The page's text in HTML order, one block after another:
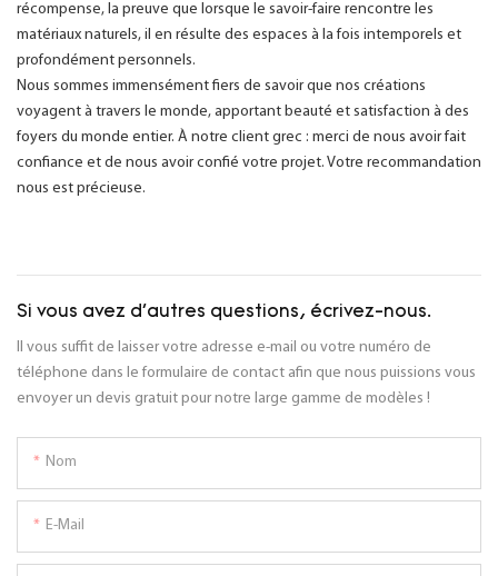
récompense, la preuve que lorsque le savoir-faire rencontre les
matériaux naturels, il en résulte des espaces à la fois intemporels et
profondément personnels.
Nous sommes immensément fiers de savoir que nos créations
voyagent à travers le monde, apportant beauté et satisfaction à des
foyers du monde entier. À notre client grec : merci de nous avoir fait
confiance et de nous avoir confié votre projet. Votre recommandation
nous est précieuse.
Si vous avez d'autres questions, écrivez-nous.
Il vous suffit de laisser votre adresse e-mail ou votre numéro de
téléphone dans le formulaire de contact afin que nous puissions vous
envoyer un devis gratuit pour notre large gamme de modèles !
Nom
E-Mail